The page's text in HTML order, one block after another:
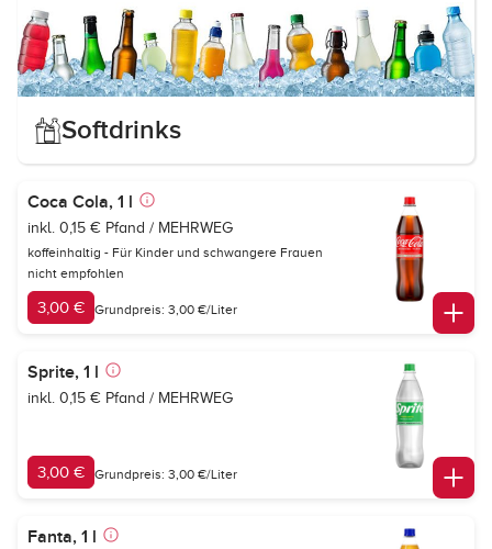
Softdrinks
Coca Cola, 1 l
inkl. 0,15 € Pfand / MEHRWEG
koffeinhaltig - Für Kinder und schwangere Frauen
nicht empfohlen
3,00 € Grundpreis: 3,00 €/Liter
Sprite, 1 l
inkl. 0,15 € Pfand / MEHRWEG
3,00 € Grundpreis: 3,00 €/Liter
Fanta, 1 l